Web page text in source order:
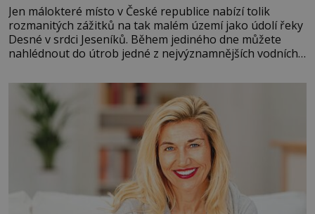
Jen málokteré místo v České republice nabízí tolik
rozmanitých zážitků na tak malém území jako údolí řeky
Desné v srdci Jeseníků. Během jediného dne můžete
nahlédnout do útrob jedné z nejvýznamnějších vodních
se na koloběžce a den zakončit poznáváním památek ve
Velkých Losinách nebo v termálním